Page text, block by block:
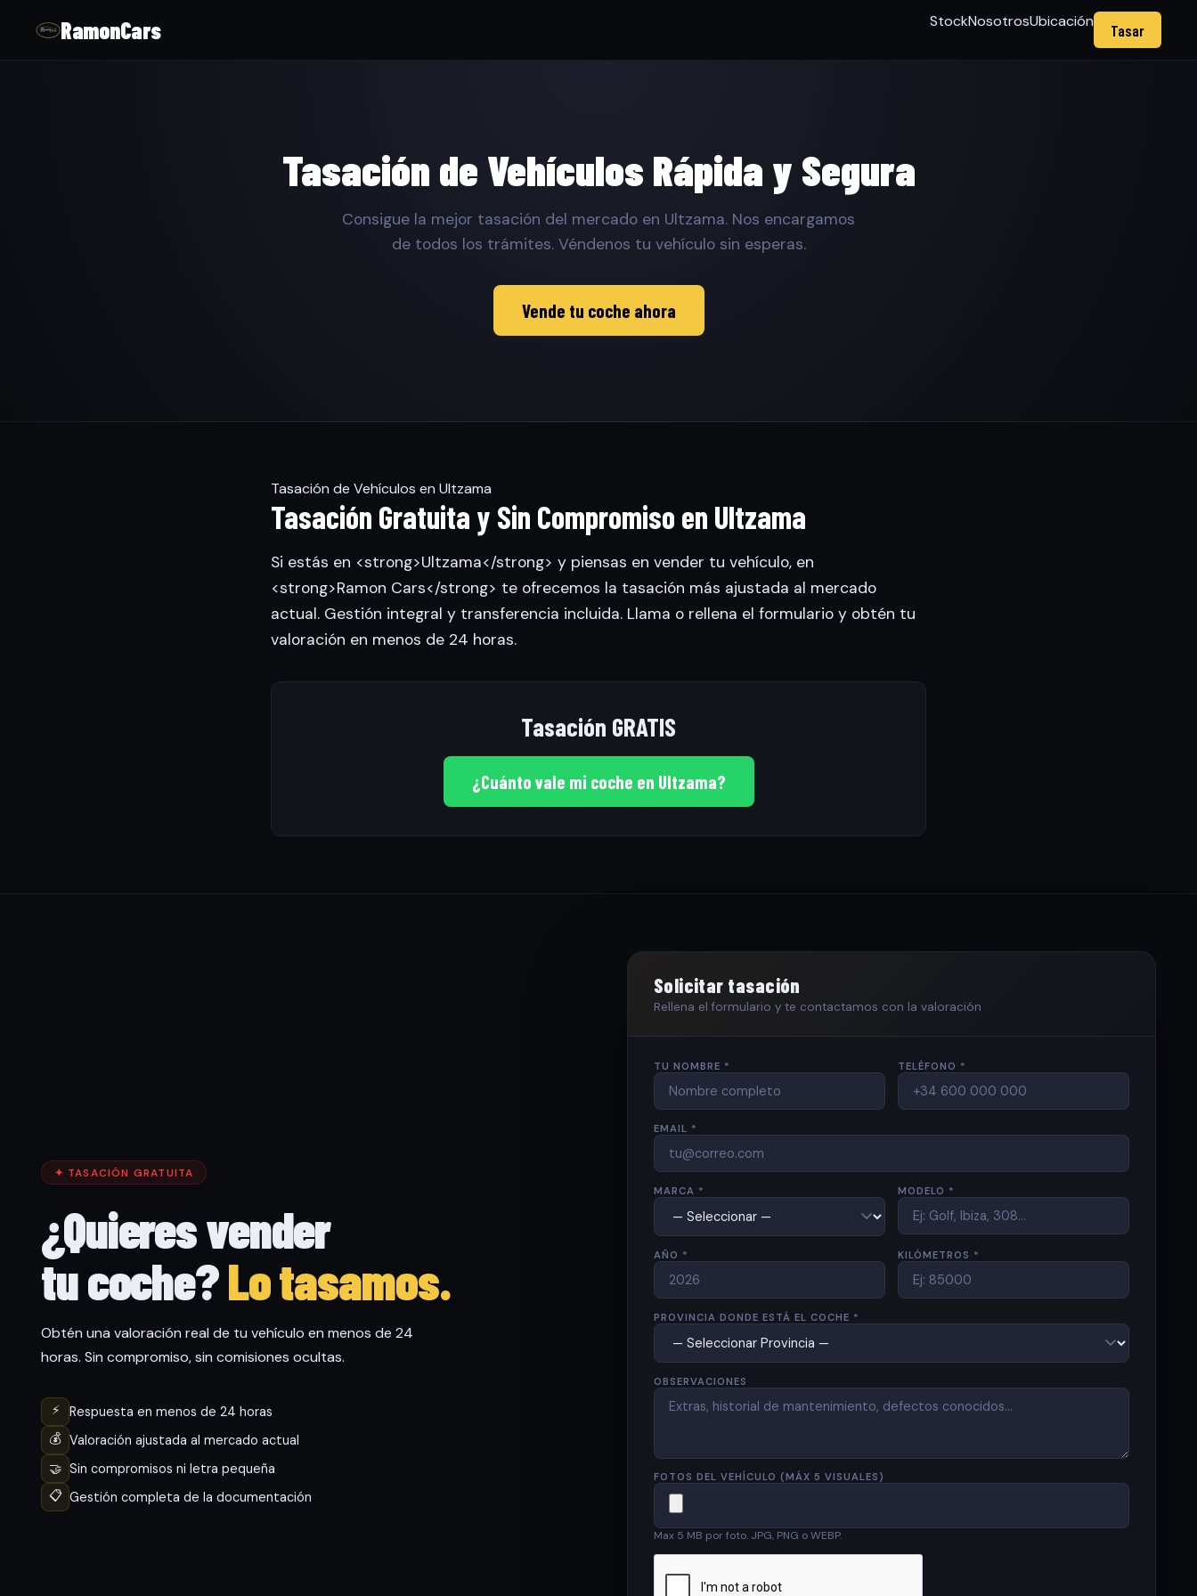
RamonCars StockNosotrosUbicación Tasar
Tasación de Vehículos Rápida y Segura
Consigue la mejor tasación del mercado en Ultzama. Nos encargamos
de todos los trámites. Véndenos tu vehículo sin esperas.
Vende tu coche ahora
Tasación de Vehículos en Ultzama
Tasación Gratuita y Sin Compromiso en Ultzama
Si estás en <strong>Ultzama</strong> y piensas en vender tu vehículo, en
<strong>Ramon Cars</strong> te ofrecemos la tasación más ajustada al mercado
actual. Gestión integral y transferencia incluida. Llama o rellena el formulario y obtén tu
valoración en menos de 24 horas.
Tasación GRATIS
¿Cuánto vale mi coche en Ultzama?
✦ TASACIÓN GRATUITA
¿Quieres vender
tu coche?Lo tasamos.
Obtén una valoración real de tu vehículo en menos de 24
horas. Sin compromiso, sin comisiones ocultas.
⚡
Respuesta en menos de 24 horas
💰 Valoración ajustada al mercado actual
🤝 Sin compromisos ni letra pequeña
📋 Gestión completa de la documentación
Solicitar tasación
Rellena el formulario y te contactamos con la valoración
TU NOMBRE * TELÉFONO *
EMAIL *
MARCA * MODELO *
AÑO * KILÓMETROS *
PROVINCIA DONDE ESTÁ EL COCHE *
OBSERVACIONES
FOTOS DEL VEHÍCULO (MÁX 5 VISUALES)
Max 5 MB por foto. JPG, PNG o WEBP.